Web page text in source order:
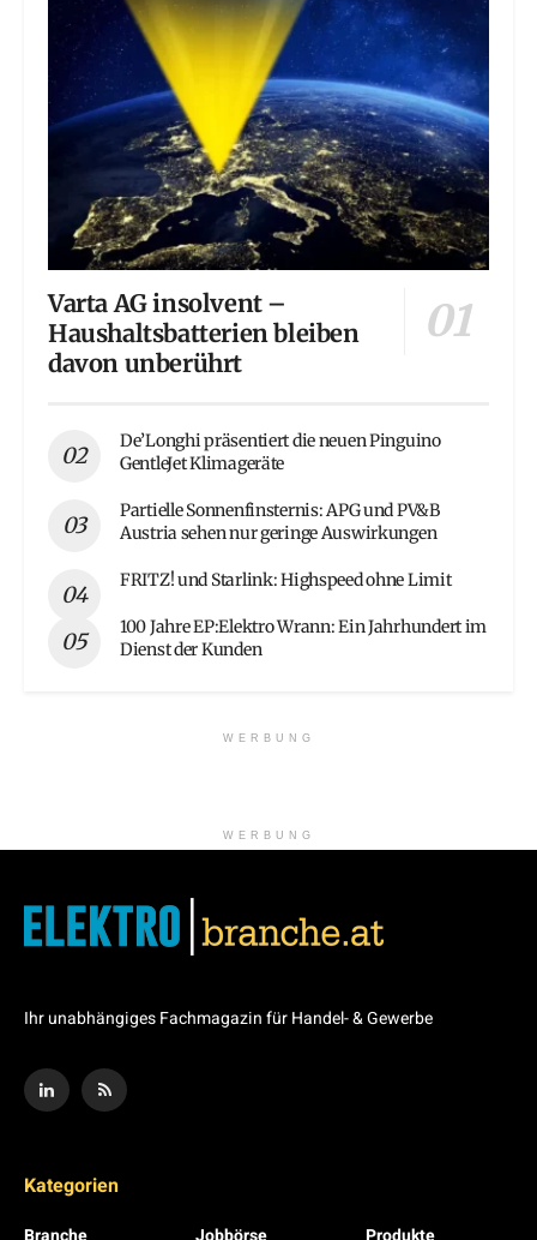
Varta AG insolvent –
Haushaltsbatterien bleiben
davon unberührt
De’Longhi präsentiert die neuen Pinguino
GentleJet Klimageräte
Partielle Sonnenfinsternis: APG und PV&B
Austria sehen nur geringe Auswirkungen
FRITZ! und Starlink: Highspeed ohne Limit
100 Jahre EP:Elektro Wrann: Ein Jahrhundert im
Dienst der Kunden
WERBUNG
WERBUNG
Ihr unabhängiges Fachmagazin für Handel- & Gewerbe
Kategorien